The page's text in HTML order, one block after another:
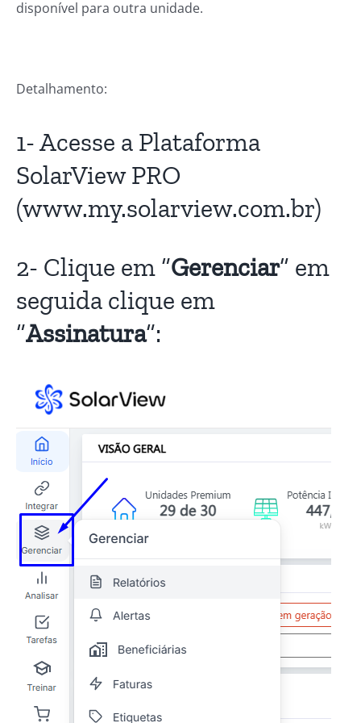
disponível para outra unidade.
Detalhamento:
1- Acesse a Plataforma
SolarView PRO
(www.my.solarview.com.br)
2- Clique em “Gerenciar” em
seguida clique em
“Assinatura“: